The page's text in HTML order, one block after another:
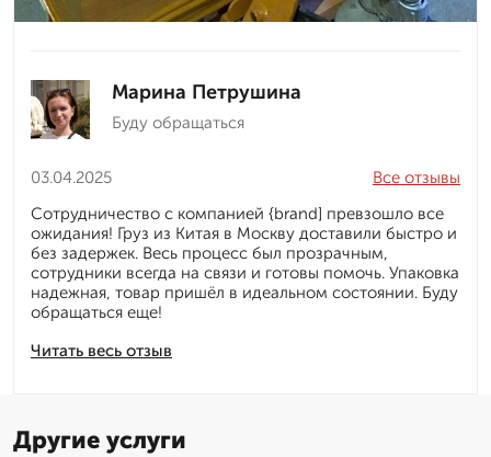
Марина Петрушина
Буду обращаться
03.04.2025
Читать весь отзыв
Все отзывы
Сотрудничество с компанией {brand] превзошло все
ожидания! Груз из Китая в Москву доставили быстро и
без задержек. Весь процесс был прозрачным,
сотрудники всегда на связи и готовы помочь. Упаковка
надежная, товар пришёл в идеальном состоянии. Буду
обращаться еще!
Другие услуги